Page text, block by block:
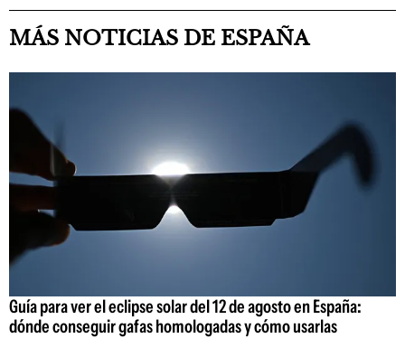
MÁS NOTICIAS DE ESPAÑA
Guía para ver el eclipse solar del 12 de agosto en España:
dónde conseguir gafas homologadas y cómo usarlas